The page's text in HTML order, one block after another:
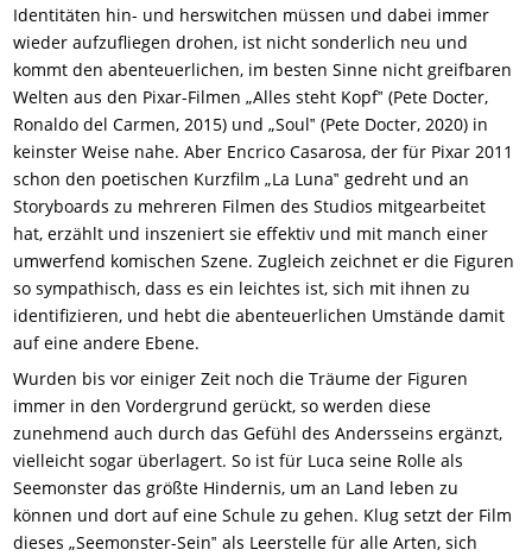
Identitäten hin- und herswitchen müssen und dabei immer
wieder aufzufliegen drohen, ist nicht sonderlich neu und
kommt den abenteuerlichen, im besten Sinne nicht greifbaren
Welten aus den Pixar-Filmen „Alles steht Kopf‟ (Pete Docter,
Ronaldo del Carmen, 2015) und „Soul‟ (Pete Docter, 2020) in
keinster Weise nahe. Aber Encrico Casarosa, der für Pixar 2011
schon den poetischen Kurzfilm „La Luna‟ gedreht und an
Storyboards zu mehreren Filmen des Studios mitgearbeitet
hat, erzählt und inszeniert sie effektiv und mit manch einer
umwerfend komischen Szene.Zugleich zeichnet er die Figuren
so sympathisch, dass es ein leichtes ist, sich mit ihnen zu
identifizieren, und hebt die abenteuerlichen Umstände damit
auf eine andere Ebene.
Wurden bis vor einiger Zeit noch die Träume der Figuren
immer in den Vordergrund gerückt, so werden diese
zunehmend auch durch das Gefühl des Andersseins ergänzt,
vielleicht sogar überlagert. So ist für Luca seine Rolle als
Seemonster das größte Hindernis, um an Land leben zu
können und dort auf eine Schule zu gehen. Klug setzt der Film
dieses „Seemonster-Sein‟ als Leerstelle für alle Arten, sich